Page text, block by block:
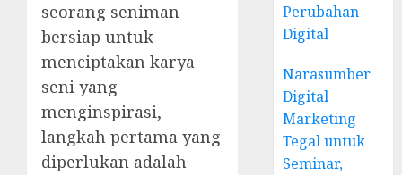
seorang seniman
bersiap untuk
menciptakan karya
seni yang
menginspirasi,
langkah pertama yang
diperlukan adalah
Perubahan
Digital
Narasumber
Digital
Marketing
Tegal untuk
Seminar,